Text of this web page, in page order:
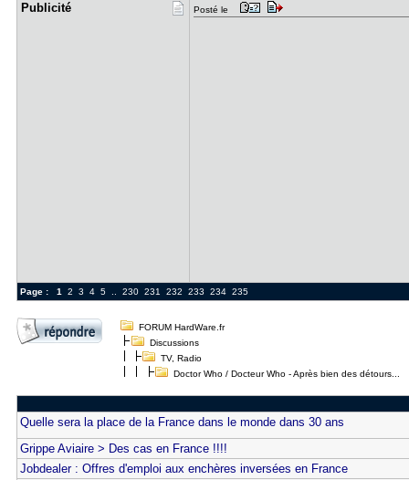
Publicité Posté le
Page : 1 2 3 4 5.. 230 231 232 233 234 235
FORUM HardWare.fr
Discussions
TV, Radio
Doctor Who / Docteur Who - Après bien des détours...
Quelle sera la place de la France dans le monde dans 30 ans
Grippe Aviaire > Des cas en France !!!!
Jobdealer : Offres d'emploi aux enchères inversées en France